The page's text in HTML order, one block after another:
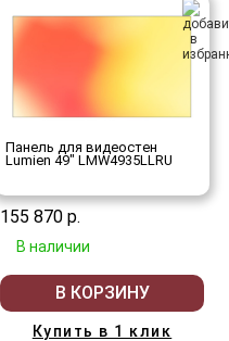
Панель для видеостен
Lumien 49" LMW4935LLRU
155 870 р.
В наличии
В КОРЗИНУ
Купить в 1 клик